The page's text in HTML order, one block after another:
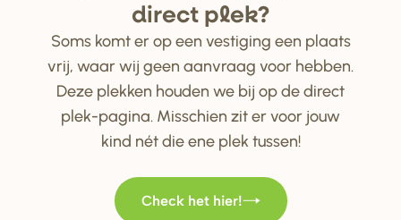
direct plek?
Soms komt er op een vestiging een plaats
vrij, waar wij geen aanvraag voor hebben.
Deze plekken houden we bij op de direct
plek-pagina. Misschien zit er voor jouw
kind nét die ene plek tussen!
Check het hier!